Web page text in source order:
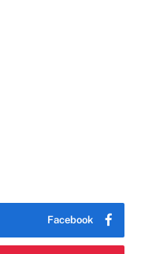
Facebook